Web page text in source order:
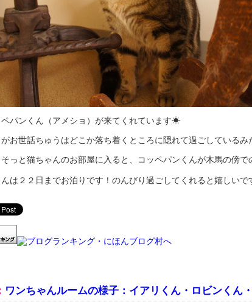
パンくん（アメショ）が来てくれています☀
お世話ちゅうはどこか落ち着くところに隠れて過ごしているみ
っと猫ちゃんのお部屋に入ると、コッペパンくんが木馬の傍で
は２２日までお泊りです！のんびり過ごしてくれると嬉しいで
ワンちゃんルームの様子：イアリくん・ロビンくん